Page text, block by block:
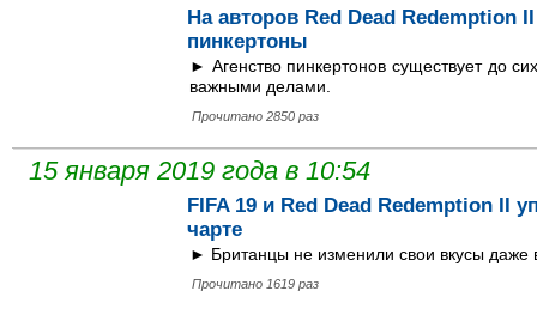
На авторов Red Dead Redemption
пинкертоны
► Агенство пинкертонов существует до
важными делами.
Прочитано 2850 раз
15 января 2019 года в 10:54
FIFA 19 и Red Dead Redemption II
чарте
► Британцы не изменили свои вкусы даже
Прочитано 1619 раз